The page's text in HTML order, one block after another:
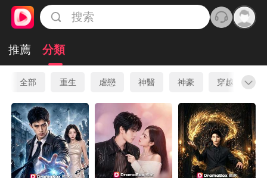
推薦 分類
全部 重生 虐戀 神醫 神豪 穿越